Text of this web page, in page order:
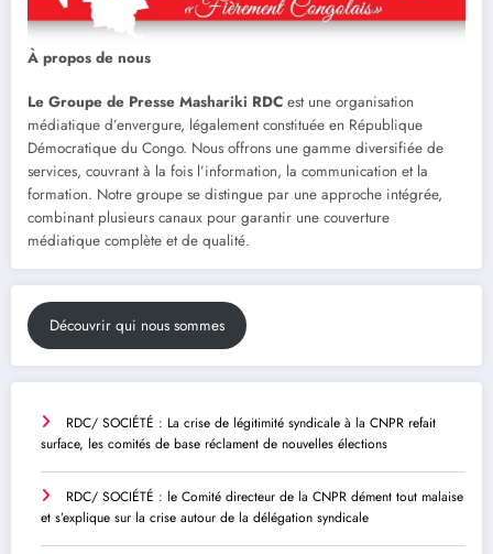
À propos de nous
Le Groupe de Presse Mashariki RDC est une organisation
médiatique d’envergure, légalement constituée en République
Démocratique du Congo. Nous offrons une gamme diversifiée de
services, couvrant à la fois l’information, la communication et la
formation. Notre groupe se distingue par une approche intégrée,
combinant plusieurs canaux pour garantir une couverture
médiatique complète et de qualité.
Découvrir qui nous sommes
RDC/ SOCIÉTÉ : La crise de légitimité syndicale à la CNPR refait
surface, les comités de base réclament de nouvelles élections
RDC/ SOCIÉTÉ : le Comité directeur de la CNPR dément tout malaise
et s’explique sur la crise autour de la délégation syndicale